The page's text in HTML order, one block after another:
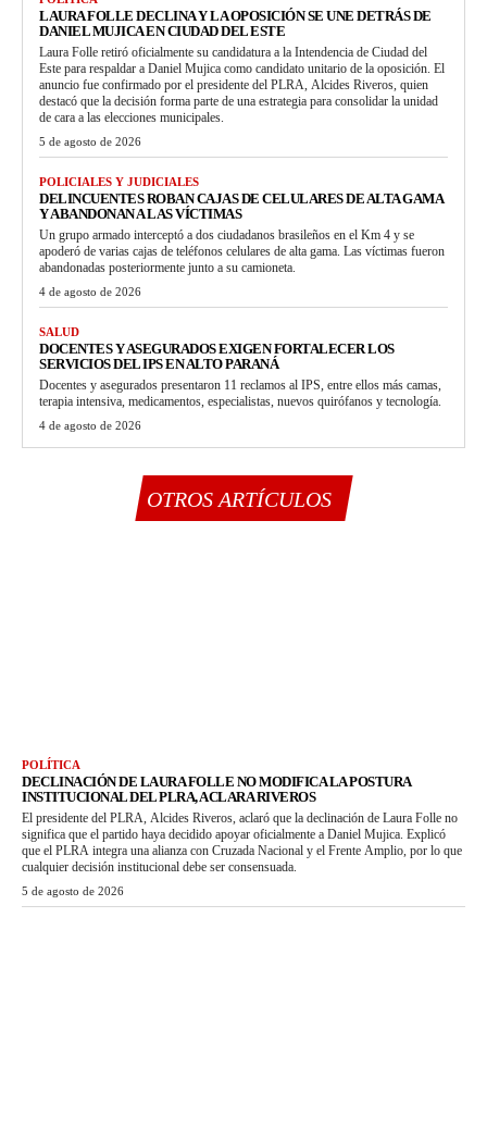
LAURA FOLLE DECLINA Y LA OPOSICIÓN SE UNE DETRÁS DE
DANIEL MUJICA EN CIUDAD DEL ESTE
Laura Folle retiró oficialmente su candidatura a la Intendencia de Ciudad del
Este para respaldar a Daniel Mujica como candidato unitario de la oposición. El
anuncio fue confirmado por el presidente del PLRA, Alcides Riveros, quien
destacó que la decisión forma parte de una estrategia para consolidar la unidad
de cara a las elecciones municipales.
5 de agosto de 2026
POLICIALES Y JUDICIALES
DELINCUENTES ROBAN CAJAS DE CELULARES DE ALTA GAMA
Y ABANDONAN A LAS VÍCTIMAS
Un grupo armado interceptó a dos ciudadanos brasileños en el Km 4 y se
apoderó de varias cajas de teléfonos celulares de alta gama. Las víctimas fueron
abandonadas posteriormente junto a su camioneta.
4 de agosto de 2026
SALUD
DOCENTES Y ASEGURADOS EXIGEN FORTALECER LOS
SERVICIOS DEL IPS EN ALTO PARANÁ
Docentes y asegurados presentaron 11 reclamos al IPS, entre ellos más camas,
terapia intensiva, medicamentos, especialistas, nuevos quirófanos y tecnología.
4 de agosto de 2026
OTROS ARTÍCULOS
POLÍTICA
DECLINACIÓN DE LAURA FOLLE NO MODIFICA LA POSTURA
INSTITUCIONAL DEL PLRA, ACLARA RIVEROS
El presidente del PLRA, Alcides Riveros, aclaró que la declinación de Laura Folle no
significa que el partido haya decidido apoyar oficialmente a Daniel Mujica. Explicó
que el PLRA integra una alianza con Cruzada Nacional y el Frente Amplio, por lo que
cualquier decisión institucional debe ser consensuada.
5 de agosto de 2026